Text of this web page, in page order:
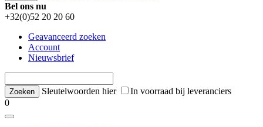
Bel ons nu
+32(0)52 20 20 60
Geavanceerd zoeken
Account
Nieuwsbrief
Sleutelwoorden hier
In voorraad bij leveranciers
0